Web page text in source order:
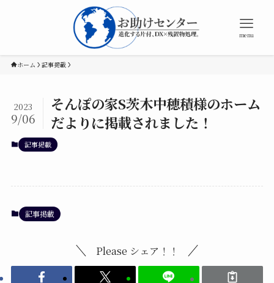
menu
ホーム 記事掲載
そんぽの家S茨木中穂積様のホーム
だよりに掲載されました！
2023
9/06
記事掲載
記事掲載
Please シェア！！